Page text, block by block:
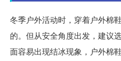
冬季户外活动时，穿着户外棉
的。但从安全角度出发，建议
面容易出现结冰现象，户外棉